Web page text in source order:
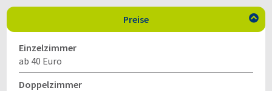
Preise 
Einzelzimmer
ab 40 Euro
Doppelzimmer